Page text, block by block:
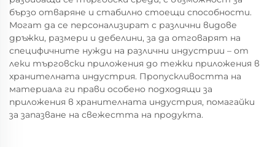
бързо отваряне и стабилно стоещи способности.
Могат да се персонализират с различни видове
дръжки, размери и дебелини, за да отговарят на
специфичните нужди на различни индустрии – от
леки търговски приложения до тежки приложения в
хранителната индустрия. Пропускливостта на
материала ги прави особено подходящи за
приложения в хранителната индустрия, помагайки
за запазване на свежестта на продукта.